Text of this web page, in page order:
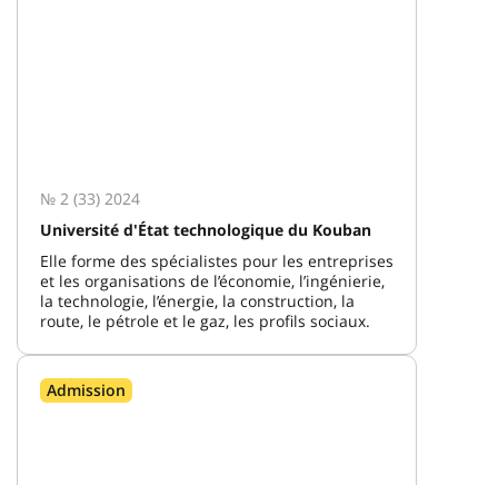
№ 2 (33) 2024
Université d'État technologique du Kouban
Elle forme des spécialistes pour les entreprises
et les organisations de l’économie, l’ingénierie,
la technologie, l’énergie, la construction, la
route, le pétrole et le gaz, les profils sociaux.
Admission